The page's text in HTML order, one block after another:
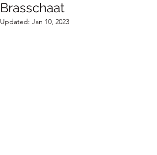
Brasschaat
Updated: Jan 10, 2023